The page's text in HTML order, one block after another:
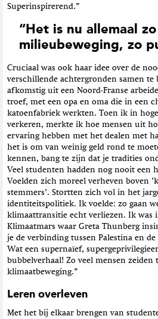
Superinspirerend.”
“Het is nu allemaal
milieubeweging, zo
Cruciaal was ook haar idee over de
verschillende achtergronden samen te
afkomstig uit een Noord-Franse
troef, met een opa en oma die in een
katoenfabriek werkten. Toen ik in
verkeren, merkte ik hoe mensen uit
ervaring hebben met het dealen met
het is om van weinig geld rond te
kennen, bang te zijn dat je tradities
Veel studenten hadden nog nooit een
Voelden zich moreel verheven boven
stemmers’. Stortten zich vol in het
identiteitspolitiek. Ik voelde: zo gaan
klimaattransitie echt verliezen. Ik was
Klimaatmars waar Greta Thunberg
je de verbinding tussen Palestina en
Wat een supernaïef,
bubbelverhaal! Zo veel mensen
klimaatbeweging.”
Leren overleven
Met het bij elkaar brengen van